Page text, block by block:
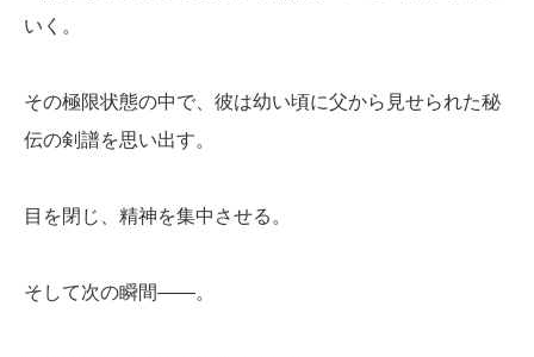
いく。
その極限状態の中で、彼は幼い頃に父から見せられた秘
伝の剣譜を思い出す。
目を閉じ、精神を集中させる。
そして次の瞬間――。